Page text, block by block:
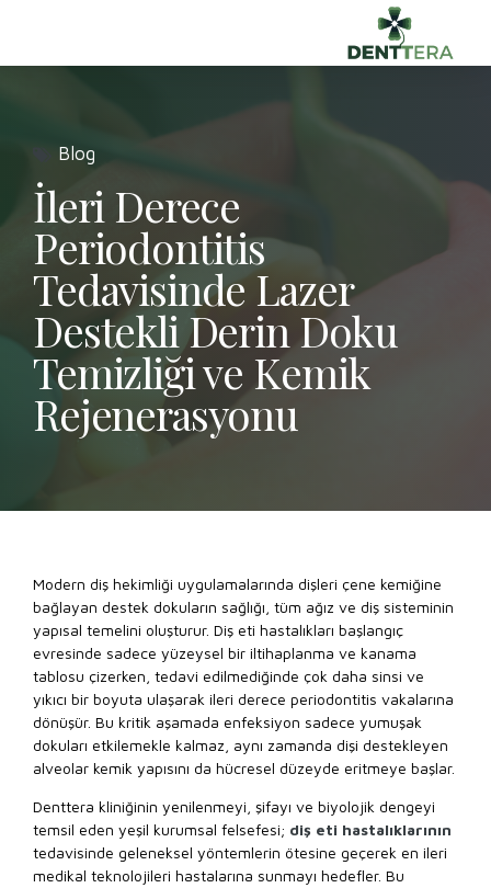
Blog
İleri Derece
Periodontitis
Tedavisinde Lazer
Destekli Derin Doku
Temizliği ve Kemik
Rejenerasyonu
Modern diş hekimliği uygulamalarında dişleri çene kemiğine
bağlayan destek dokuların sağlığı, tüm ağız ve diş sisteminin
yapısal temelini oluşturur. Diş eti hastalıkları başlangıç
evresinde sadece yüzeysel bir iltihaplanma ve kanama
tablosu çizerken, tedavi edilmediğinde çok daha sinsi ve
yıkıcı bir boyuta ulaşarak ileri derece periodontitis vakalarına
dönüşür. Bu kritik aşamada enfeksiyon sadece yumuşak
dokuları etkilemekle kalmaz, aynı zamanda dişi destekleyen
alveolar kemik yapısını da hücresel düzeyde eritmeye başlar.
Denttera kliniğinin yenilenmeyi, şifayı ve biyolojik dengeyi
temsil eden yeşil kurumsal felsefesi; diş eti hastalıklarının
tedavisinde geleneksel yöntemlerin ötesine geçerek en ileri
medikal teknolojileri hastalarına sunmayı hedefler. Bu